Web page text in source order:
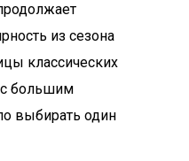
из сезона
классических
с большим
выбирать один